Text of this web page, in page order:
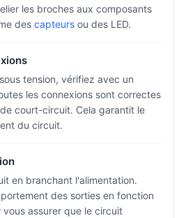
les broches aux composants
des capteurs ou des LED.
tension, vérifiez avec un
les connexions sont correctes
court-circuit. Cela garantit le
du circuit.
en branchant l'alimentation.
des sorties en fonction
assurer que le circuit